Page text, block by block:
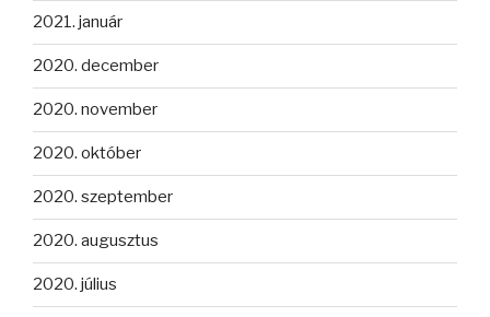
2021. január
2020. december
2020. november
2020. október
2020. szeptember
2020. augusztus
2020. július